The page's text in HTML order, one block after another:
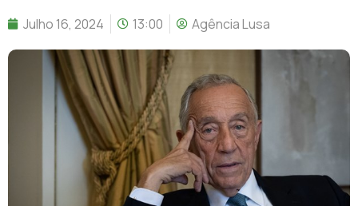
Julho 16, 2024 13:00 Agência Lusa